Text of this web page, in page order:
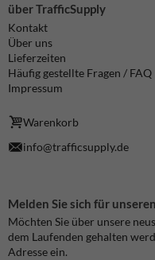
über TrafficSupply
Kontakt
Über uns
Lieferzeiten
Häufig gestellte Fragen / FAQ
Impressum
Warenkorb
info@trafficsupply.de
Melden Sie sich für
Möchten Sie über unsere
dem Laufenden gehalten
Adresse ein.